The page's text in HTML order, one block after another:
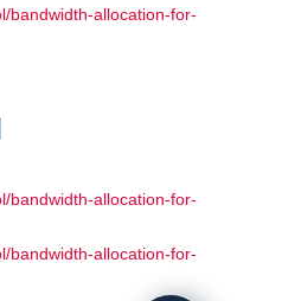
bandwidth-allocation-for-
bandwidth-allocation-for-
bandwidth-allocation-for-